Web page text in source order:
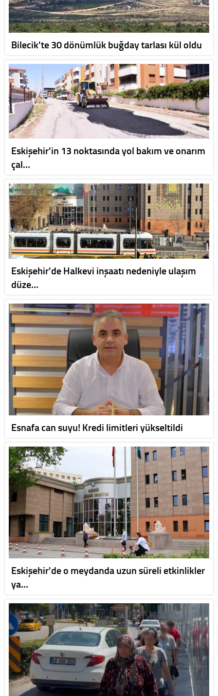
Bilecik'te 30 dönümlük buğday tarlası kül oldu
Eskişehir'in 13 noktasında yol bakım ve onarım
çal…
Eskişehir'de Halkevi inşaatı nedeniyle ulaşım
düze…
Esnafa can suyu! Kredi limitleri yükseltildi
Eskişehir'de o meydanda uzun süreli etkinlikler
ya…